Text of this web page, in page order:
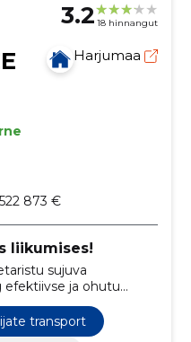
3.2 18 hinnangut
Harjumaa
873 €
liikumises!
sujuva
efektiivse ja ohutu
transport